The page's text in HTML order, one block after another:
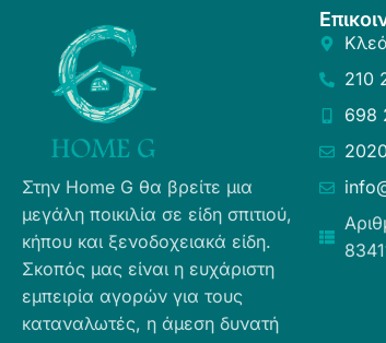
Στην Home G θα βρείτε μια
μεγάλη ποικιλία σε είδη σπιτιού,
κήπου και ξενοδοχειακά είδη.
Σκοπός μας είναι η ευχάριστη
εμπειρία αγορών για τους
καταναλωτές, η άμεση δυνατή
210
698